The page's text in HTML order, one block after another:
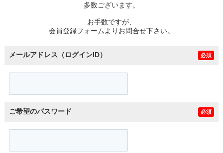
多数ございます。
お手数ですが、
会員登録フォームよりお問合せ下さい。
メールアドレス（ログインID） 必須
ご希望のパスワード 必須